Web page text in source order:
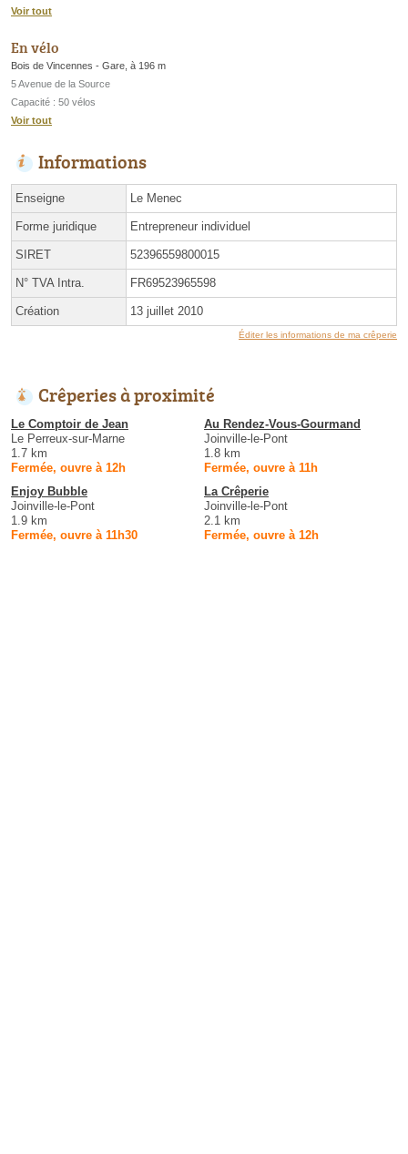
Voir tout
En vélo
Bois de Vincennes - Gare, à 196 m
5 Avenue de la Source
Capacité : 50 vélos
Voir tout
Informations
Enseigne Le Menec
Forme juridique Entrepreneur individuel
SIRET 52396559800015
N° TVA Intra. FR69523965598
Création 13 juillet 2010
Éditer les informations de ma crêperie
Crêperies à proximité
Le Comptoir de Jean
Le Perreux-sur-Marne
1.7 km
Fermée, ouvre à 12h
Au Rendez-Vous-Gourmand
Joinville-le-Pont
1.8 km
Fermée, ouvre à 11h
Enjoy Bubble
Joinville-le-Pont
1.9 km
Fermée, ouvre à 11h30
La Crêperie
Joinville-le-Pont
2.1 km
Fermée, ouvre à 12h